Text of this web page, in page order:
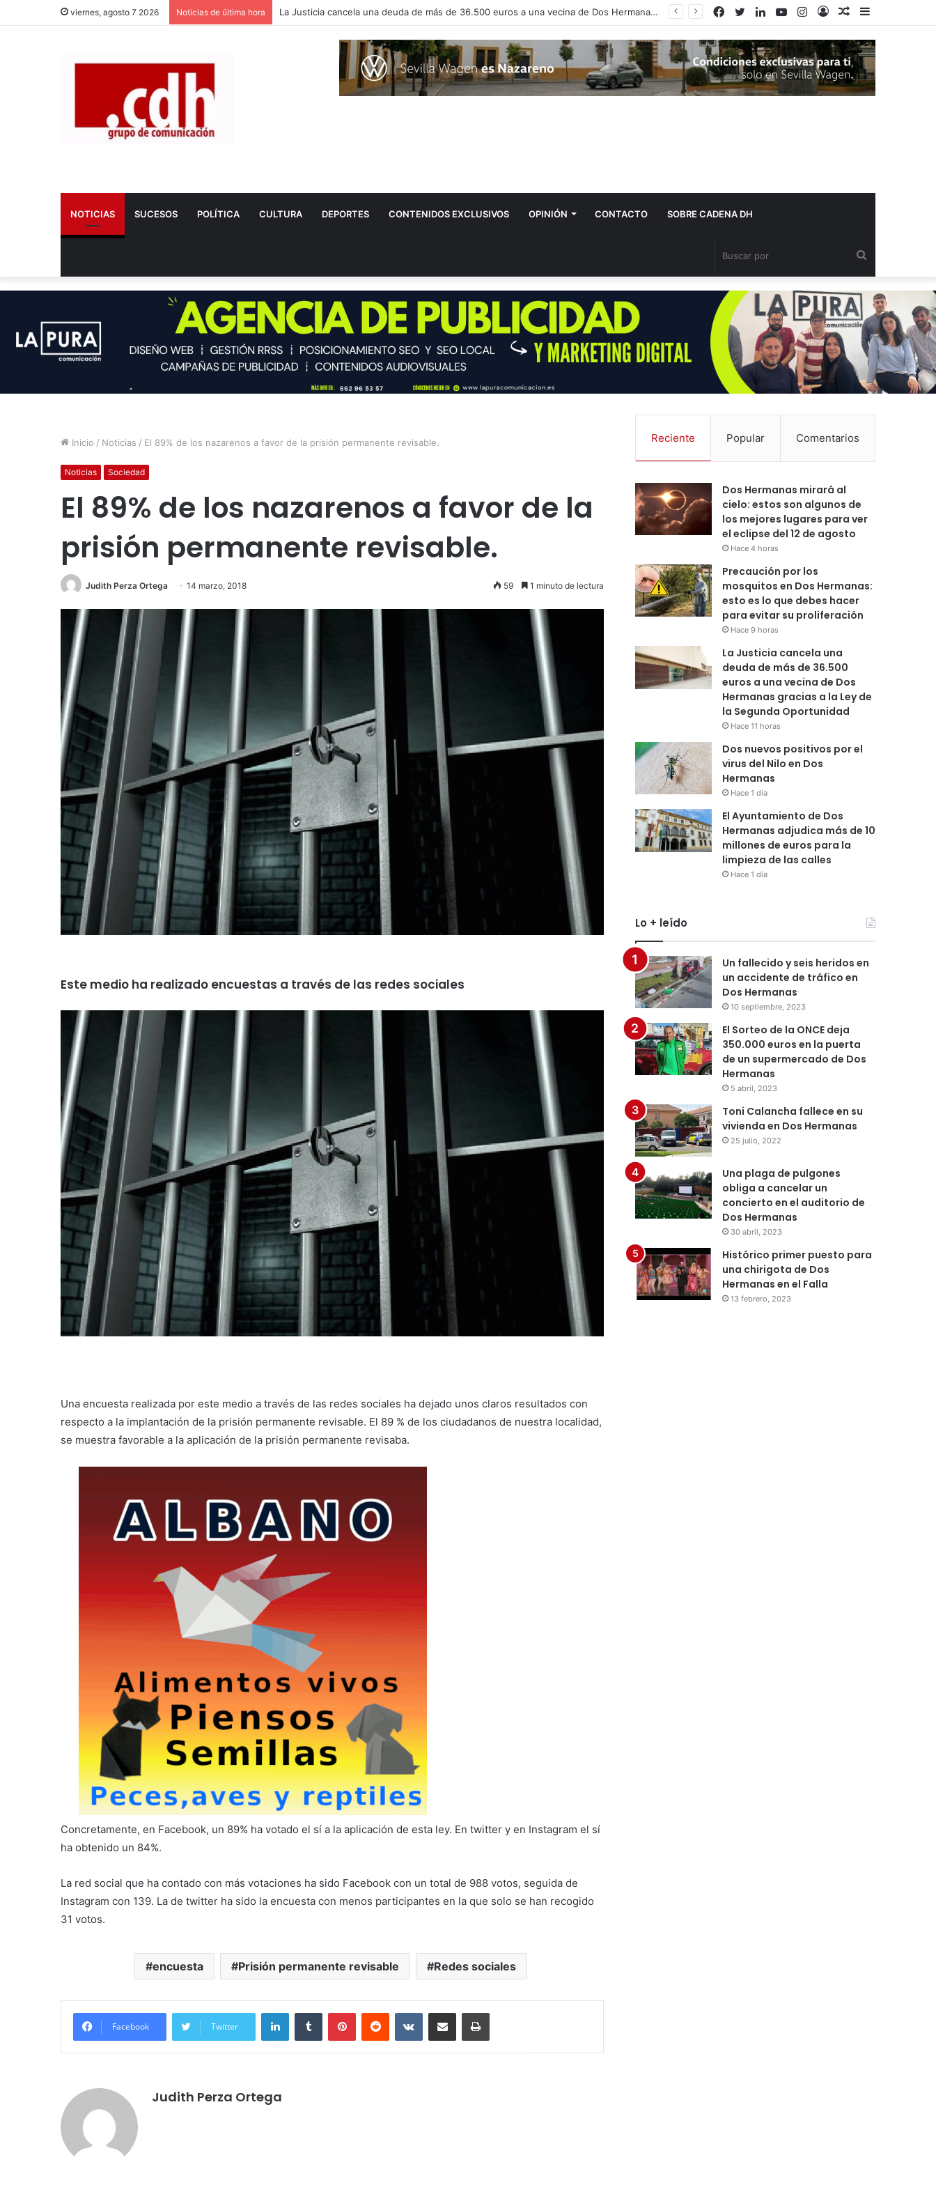
viernes, agosto 7 2026 Noticias de última hora Dos nuevos positivos por el virus del Nilo en Dos Hermanas
lateral
Publicación
al
azar
Acceso
Instagram
YouTube
LinkedIn
Twitter
Facebook
NOTICIAS SUCESOS POLÍTICA CULTURA DEPORTES CONTENIDOS EXCLUSIVOS OPINIÓN CONTACTO SOBRE CADENA DH
por
Inicio / Noticias / El 89% de los nazarenos a favor de la prisión permanente revisable.
Noticias Sociedad
El 89% de los nazarenos a favor de la
prisión permanente revisable.
Judith Perza Ortega 14 marzo, 2018 59 1 minuto de lectura
Este medio ha realizado encuestas a través de las redes sociales
Una encuesta realizada por este medio a través de las redes sociales ha dejado unos claros resultados con
respecto a la implantación de la prisión permanente revisable. El 89 % de los ciudadanos de nuestra localidad,
se muestra favorable a la aplicación de la prisión permanente revisaba.
Concretamente, en Facebook, un 89% ha votado el sí a la aplicación de esta ley. En twitter y en Instagram el sí
ha obtenido un 84%.
La red social que ha contado con más votaciones ha sido Facebook con un total de 988 votos, seguida de
Instagram con 139. La de twitter ha sido la encuesta con menos participantes en la que solo se han recogido
31 votos.
encuesta Prisión permanente revisable Redes sociales
Facebook Twitter
Judith Perza Ortega
Reciente Popular Comentarios
Dos Hermanas mirará al
cielo: estos son algunos de
los mejores lugares para ver
el eclipse del 12 de agosto
Hace 4 horas
Precaución por los
mosquitos en Dos Hermanas:
esto es lo que debes hacer
para evitar su proliferación
Hace 9 horas
La Justicia cancela una
deuda de más de 36.500
euros a una vecina de Dos
Hermanas gracias a la Ley de
la Segunda Oportunidad
Hace 11 horas
Dos nuevos positivos por el
virus del Nilo en Dos
Hermanas
Hace 1 día
El Ayuntamiento de Dos
Hermanas adjudica más de 10
millones de euros para la
limpieza de las calles
Hace 1 día
Lo + leído
Un fallecido y seis heridos en
un accidente de tráfico en
Dos Hermanas
10 septiembre, 2023
El Sorteo de la ONCE deja
350.000 euros en la puerta
de un supermercado de Dos
Hermanas
5 abril, 2023
Toni Calancha fallece en su
vivienda en Dos Hermanas
25 julio, 2022
Una plaga de pulgones
obliga a cancelar un
concierto en el auditorio de
Dos Hermanas
30 abril, 2023
Histórico primer puesto para
una chirigota de Dos
Hermanas en el Falla
13 febrero, 2023